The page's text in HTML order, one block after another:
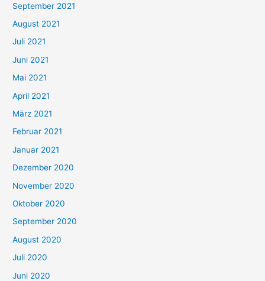
n
n
a
c
h
:
September 2021
August 2021
Juli 2021
Juni 2021
Mai 2021
April 2021
März 2021
Februar 2021
Januar 2021
Dezember 2020
November 2020
Oktober 2020
September 2020
August 2020
Juli 2020
Juni 2020